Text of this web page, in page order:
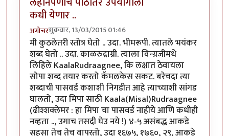
कधी येणार ..
अगोचरशुक्रवार, 13/03/2015 01:46
मी कुठलेतरी स्तोत्र घेतो .. उदा. भीमरूपी. त्यातले भयंकर
शब्द घेतो .. उदा. काळरुद्राग्नी. त्याला विन्ग्रजीमधे
लिहिले KaalaRudraagnee, कि लक्षात ठेवायला
सोपा शब्द तयार करतो कॅमलकेस सकट. बरेचदा त्या
शब्दाची पासवर्ड कशाशी निगडीत आहे त्याच्याशी सांगड
घालतो, उदा मिपा साठी Kaala(Misal)Rudraagnee
(ढीश्शक्लेमर : हा मिपा चा पासवर्ड नाहीये आणि कधीही
नव्हता .., उगाच तसदी घेउ नये !) ४-५ असंबद्ध आकडे
सहसा तेच तेच वापरतो, उदा १६७५, १७६०, २९, आकडे